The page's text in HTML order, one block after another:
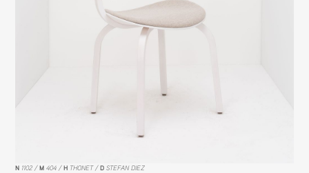
N 1102 M 404 H THONET D STEFAN DIEZ